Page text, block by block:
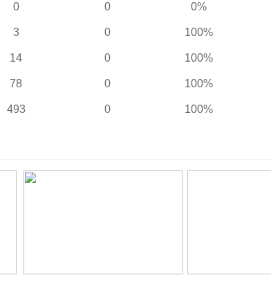
0 0 0%
3 0 100%
14 0 100%
78 0 100%
493 0 100%